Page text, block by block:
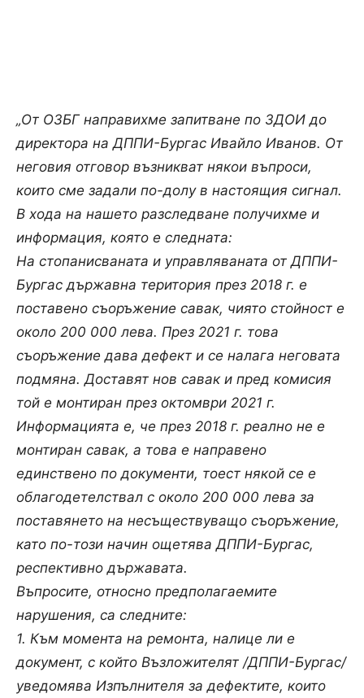
„От ОЗБГ направихме запитване по ЗДОИ до
директора на ДППИ-Бургас Ивайло Иванов. От
неговия отговор възникват някои въпроси,
които сме задали по-долу в настоящия сигнал.
В хода на нашето разследване получихме и
информация, която е следната:
На стопанисваната и управляваната от ДППИ-
Бургас държавна територия през 2018 г. е
поставено съоръжение савак, чиято стойност е
около 200 000 лева. През 2021 г. това
съоръжение дава дефект и се налага неговата
подмяна. Доставят нов савак и пред комисия
той е монтиран през октомври 2021 г.
Информацията е, че през 2018 г. реално не е
монтиран савак, а това е направено
единствено по документи, тоест някой се е
облагодетелствал с около 200 000 лева за
поставянето на несъществуващо съоръжение,
като по-този начин ощетява ДППИ-Бургас,
респективно държавата.
Въпросите, относно предполагаемите
нарушения, са следните:
1. Към момента на ремонта, налице ли е
документ, с който Възложителят /ДППИ-Бургас/
уведомява Изпълнителя за дефектите, които